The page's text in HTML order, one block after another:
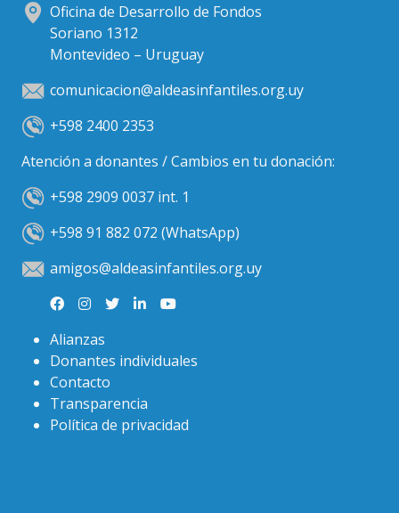
Oficina de Desarrollo de Fondos
Soriano 1312
Montevideo – Uruguay
comunicacion@aldeasinfantiles.org.uy
+598 2400 2353
Atención a donantes / Cambios en tu donación:
+598 2909 0037 int. 1
+598 91 882 072 (WhatsApp)
amigos@aldeasinfantiles.org.uy
Alianzas
Donantes individuales
Contacto
Transparencia
Política de privacidad